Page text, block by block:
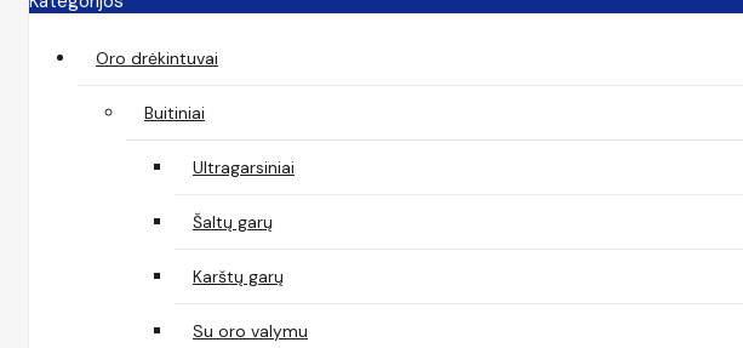
Oro drėkintuvai
Buitiniai
Ultragarsiniai
Šaltų garų
Karštų garų
Su oro valymu